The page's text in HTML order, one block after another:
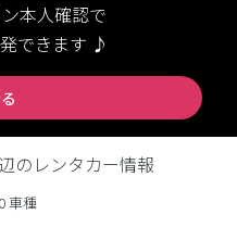
本人確認で
できます ♪
のレンタカー情報
車種